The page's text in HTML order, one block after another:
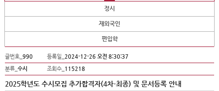
정시
재외국인
편입학
글번호_ 990 등록일_ 2024-12-26 오전 8:30:37
분류_ 수시 조회수_ 115218
2025학년도 수시모집 추가합격자(4차-최종) 및 문서등록 안내